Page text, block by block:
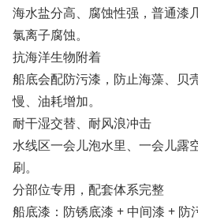
海水盐分高、腐蚀性强，普通漆
氯离子腐蚀。
抗海洋生物附着
船底会配防污漆，防止海藻、贝
慢、油耗增加。
耐干湿交替、耐风浪冲击
水线区一会儿泡水里、一会儿露
刷。
分部位专用，配套体系完整
船底漆：防锈底漆 + 中间漆 + 防